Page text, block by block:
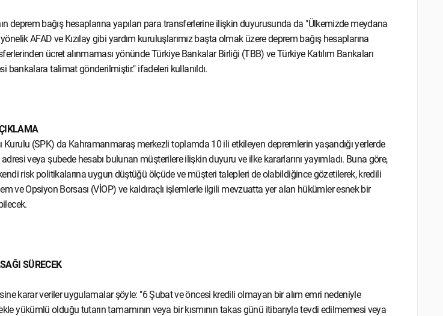
deprem bağış hesaplarına yapılan para transferlerine ilişkin duyurusunda da "Ülkemizde meydana
AFAD ve Kızılay gibi yardım kuruluşlarımız başta olmak üzere deprem bağış hesaplarına
ücret alınmaması yönünde Türkiye Bankalar Birliği (TBB) ve Türkiye Katılım Bankaları
bankalara talimat gönderilmiştir." ifadeleri kullanıldı.
Kurulu (SPK) da Kahramanmaraş merkezli toplamda 10 ili etkileyen depremlerin yaşandığı yerlerde
veya şubede hesabı bulunan müşterilere ilişkin duyuru ve ilke kararlarını yayımladı. Buna göre,
risk politikalarına uygun düştüğü ölçüde ve müşteri talepleri de olabildiğince gözetilerek, kredili
ve Opsiyon Borsası (VİOP) ve kaldıraçlı işlemlerle ilgili mevzuatta yer alan hükümler esnek bir
SÜRECEK
karar veriler uygulamalar şöyle: "6 Şubat ve öncesi kredili olmayan bir alım emri nedeniyle
yükümlü olduğu tutarın tamamının veya bir kısmının takas günü itibarıyla tevdi edilmemesi veya